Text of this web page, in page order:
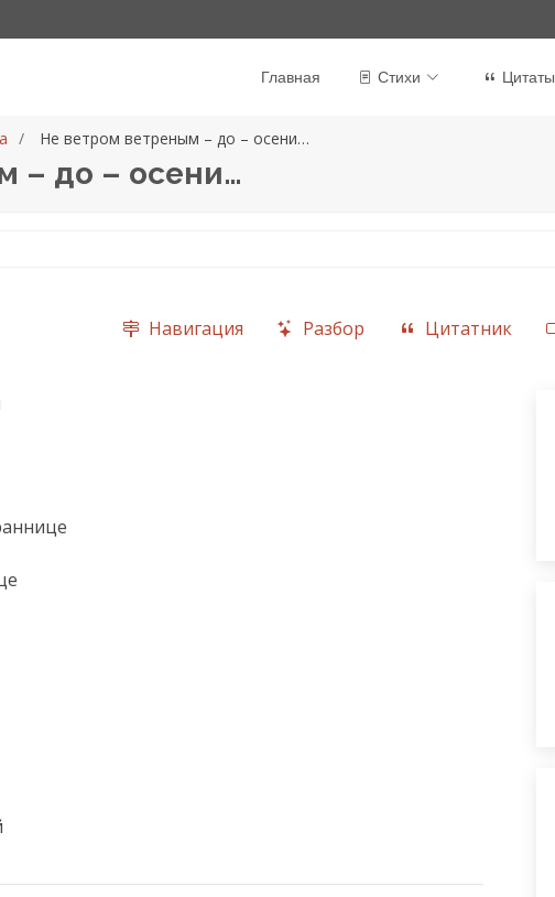
Главная Стихи Цитаты
Не ветром ветреным – до – осени…
– до – осени…
Навигация Разбор Цитатник